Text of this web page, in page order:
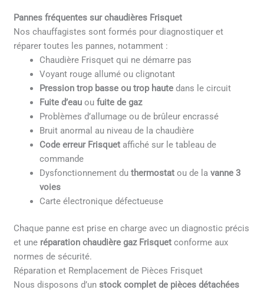
Pannes fréquentes sur chaudières Frisquet
Nos chauffagistes sont formés pour diagnostiquer et
réparer toutes les pannes, notamment :
Chaudière Frisquet qui ne démarre pas
Voyant rouge allumé ou clignotant
Pression trop basse ou trop haute dans le circuit
Fuite d’eau oufuite de gaz
Problèmes d’allumage ou de brûleur encrassé
Bruit anormal au niveau de la chaudière
Code erreur Frisquet affiché sur le tableau de
commande
Dysfonctionnement duthermostat ou de lavanne 3
voies
Carte électronique défectueuse
Chaque panne est prise en charge avec un diagnostic précis
et une réparation chaudière gaz Frisquet conforme aux
normes de sécurité.
Réparation et Remplacement de Pièces Frisquet
Nous disposons d’unstock complet de pièces détachées